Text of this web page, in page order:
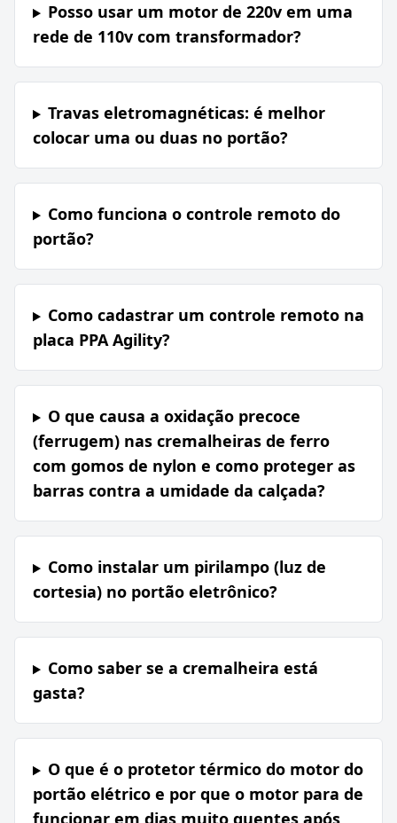
Posso usar um motor de 220v em uma
rede de 110v com transformador?
Travas eletromagnéticas: é melhor
colocar uma ou duas no portão?
Como funciona o controle remoto do
portão?
Como cadastrar um controle remoto na
placa PPA Agility?
O que causa a oxidação precoce
(ferrugem) nas cremalheiras de ferro
com gomos de nylon e como proteger as
barras contra a umidade da calçada?
Como instalar um pirilampo (luz de
cortesia) no portão eletrônico?
Como saber se a cremalheira está
gasta?
O que é o protetor térmico do motor do
portão elétrico e por que o motor para de